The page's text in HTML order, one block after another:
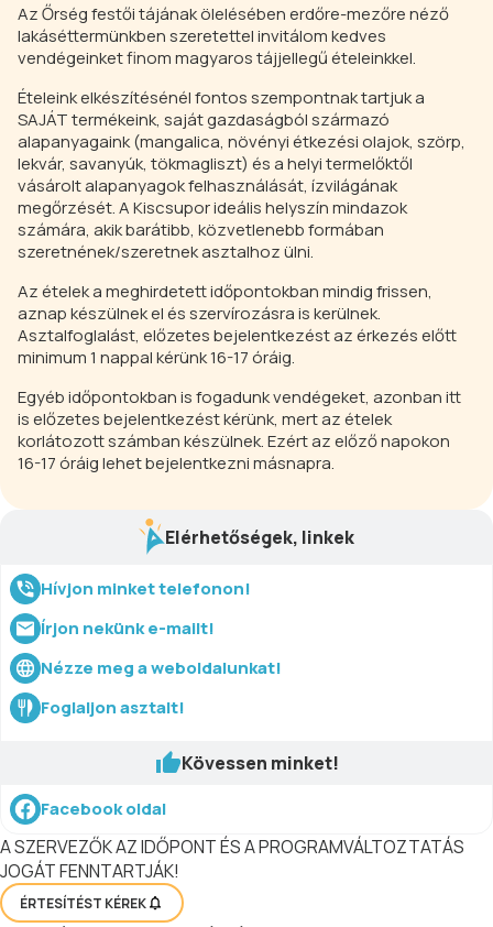
Az Őrség festői tájának ölelésében erdőre-mezőre néző
lakáséttermünkben szeretettel invitálom kedves
vendégeinket finom magyaros tájjellegű ételeinkkel.
Ételeink elkészítésénél fontos szempontnak tartjuk a
SAJÁT termékeink, saját gazdaságból származó
alapanyagaink (mangalica, növényi étkezési olajok, szörp,
lekvár, savanyúk, tökmagliszt) és a helyi termelőktől
vásárolt alapanyagok felhasználását, ízvilágának
megőrzését. A Kiscsupor ideális helyszín mindazok
számára, akik barátibb, közvetlenebb formában
szeretnének/szeretnek asztalhoz ülni.
Az ételek a meghirdetett időpontokban mindig frissen,
aznap készülnek el és szervírozásra is kerülnek.
Asztalfoglalást, előzetes bejelentkezést az érkezés előtt
minimum 1 nappal kérünk 16-17 óráig.
Egyéb időpontokban is fogadunk vendégeket, azonban itt
is előzetes bejelentkezést kérünk, mert az ételek
korlátozott számban készülnek. Ezért az előző napokon
16-17 óráig lehet bejelentkezni másnapra.
Elérhetőségek, linkek
Hívjon minket telefonon!
Írjon nekünk e-mailt!
Nézze meg a weboldalunkat!
Foglaljon asztalt!
Kövessen minket!
Facebook oldal
A SZERVEZŐK AZ IDŐPONT ÉS A PROGRAMVÁLTOZTATÁS
JOGÁT FENNTARTJÁK!
ÉRTESÍTÉST KÉREK